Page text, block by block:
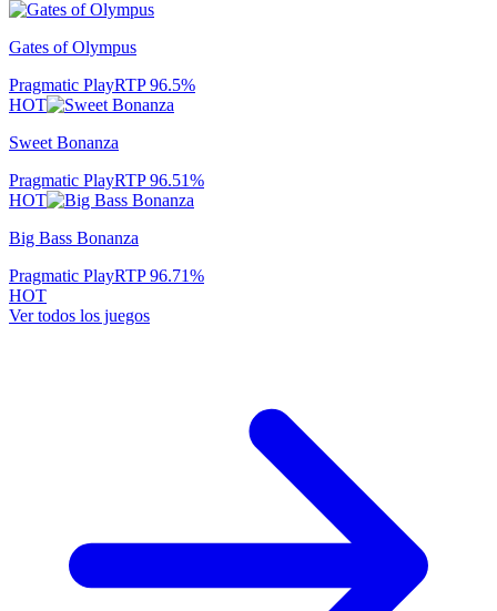
Gates of Olympus
Pragmatic PlayRTP96.5%
HOT
Sweet Bonanza
Pragmatic PlayRTP96.51%
HOT
Big Bass Bonanza
Pragmatic PlayRTP96.71%
HOT
Ver todos los juegos